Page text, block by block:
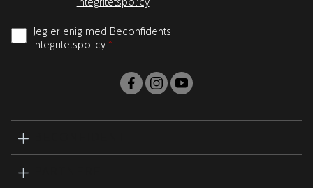
Integritetspolicy
Jeg er enig med Beconfidents
integritetspolicy *